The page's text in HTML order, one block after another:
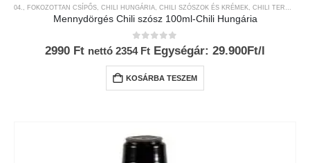
04., FOKOZOTTAN CSÍPŐS, CHILI HUNGÁRIA, CHILI SZÓSZOK ÉS KRÉMEK, CHILI TERMÉKEK
Mennydörgés Chili szósz 100ml-Chili Hungária
0 az 5-ből
2990 Ft nettó 2354 Ft Egységár: 29.900Ft/l
KOSÁRBA TESZEM